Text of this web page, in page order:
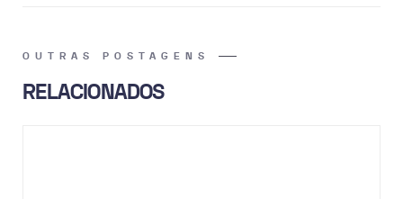
OUTRAS POSTAGENS
RELACIONADOS